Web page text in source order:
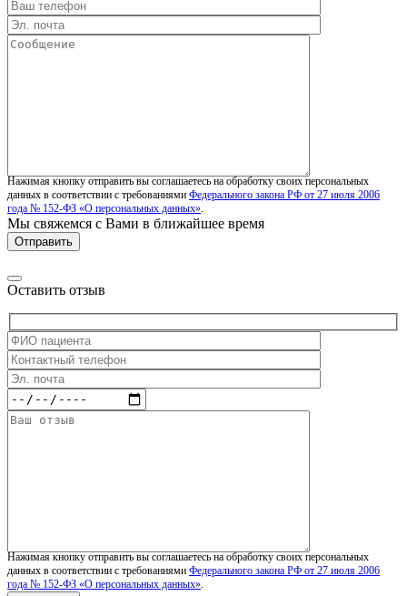
Нажимая кнопку отправить вы соглашаетесь на обработку своих персональных
данных в соответствии с требованиями Федерального закона РФ от 27 июля 2006
года № 152-ФЗ «О персональных данных».
Мы свяжемся с Вами в ближайшее время
Оставить отзыв
Нажимая кнопку отправить вы соглашаетесь на обработку своих персональных
данных в соответствии с требованиями Федерального закона РФ от 27 июля 2006
года № 152-ФЗ «О персональных данных»